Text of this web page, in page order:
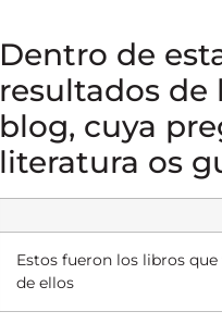
Dentro de
resultados de
blog, cuya
literatura os
Estos fueron los libros
de ellos